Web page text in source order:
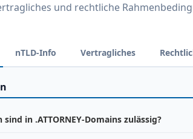
und rechtliche
nTLD-Info Vertragliches
sind in .ATTORNEY-Domains zulässig?